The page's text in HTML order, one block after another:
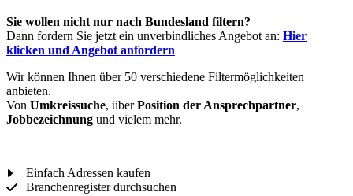
Sie wollen nicht nur nach Bundesland filtern?
Dann fordern Sie jetzt ein unverbindliches Angebot an: Hier
klicken und Angebot anfordern
Wir können Ihnen über 50 verschiedene Filtermöglichkeiten
anbieten.
Von Umkreissuche, überPosition der Ansprechpartner,
Jobbezeichnung und vielem mehr.
Einfach Adressen kaufen
Branchenregister durchsuchen